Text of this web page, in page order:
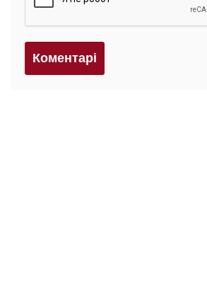
Коментарi